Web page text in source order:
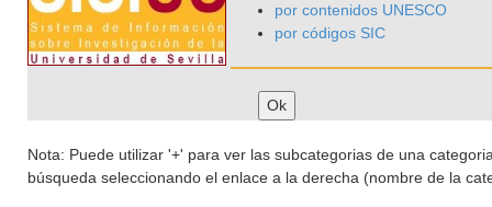
por contenidos UNESCO
por códigos SIC
Nota: Puede utilizar '+' para ver las subcategorias de una
búsqueda seleccionando el enlace a la derecha (nombre de la